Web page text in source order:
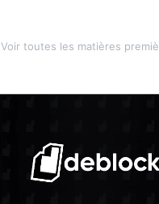
Voir toutes les matières